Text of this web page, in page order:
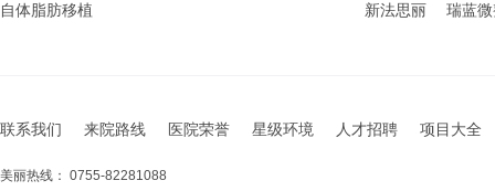
自体脂肪移植 新法思丽 瑞蓝
联系我们 来院路线 医院荣誉 星级环境 人才招聘 项目大全
美丽热线： 0755-82281088